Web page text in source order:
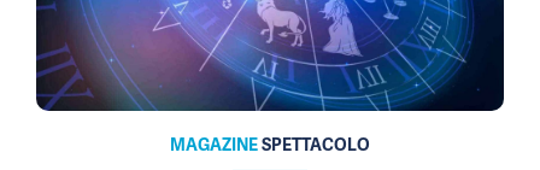
MAGAZINESPETTACOLO